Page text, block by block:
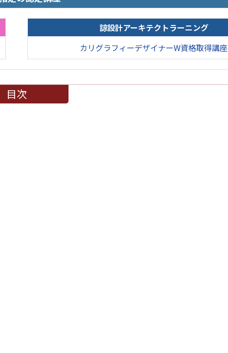
諒設計アーキテクトラーニング
カリグラフィーデザイナーW資格取得講座
目次